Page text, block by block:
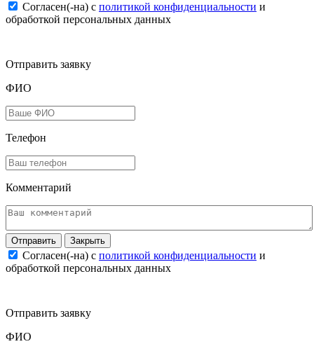
Согласен(-на) c политикой конфиденциальности и
обработкой персональных данных
Отправить заявку
ФИО
Телефон
Комментарий
Закрыть
Согласен(-на) c политикой конфиденциальности и
обработкой персональных данных
Отправить заявку
ФИО